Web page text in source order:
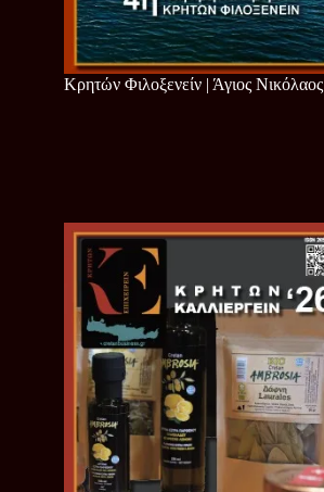
Κρητών Φιλοξενείν | Άγιος Νικόλαος